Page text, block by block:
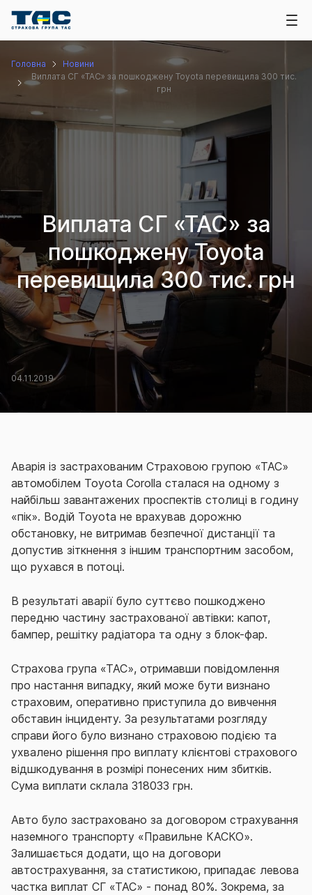
Головна
Новини
Виплата СГ «ТАС» за пошкоджену Toyota перевищила 300 тис.
грн
Виплата СГ «ТАС» за
пошкоджену Toyota
перевищила 300 тис. грн
04.11.2019
Аварія із застрахованим Страховою групою «ТАС»
автомобілем Toyota Corolla сталася на одному з
найбільш завантажених проспектів столиці в годину
«пік». Водій Toyota не врахував дорожню
обстановку, не витримав безпечної дистанції та
допустив зіткнення з іншим транспортним засобом,
що рухався в потоці.
В результаті аварії було суттєво пошкоджено
передню частину застрахованої автівки: капот,
бампер, решітку радіатора та одну з блок-фар.
Страхова група «ТАС», отримавши повідомлення
про настання випадку, який може бути визнано
страховим, оперативно приступила до вивчення
обставин інциденту. За результатами розгляду
справи його було визнано страховою подією та
ухвалено рішення про виплату клієнтові страхового
відшкодування в розмірі понесених ним збитків.
Сума виплати склала 318033 грн.
Авто було застраховано за договором страхування
наземного транспорту «Правильне КАСКО».
Залишається додати, що на договори
автострахування, за статистикою, припадає левова
частка виплат СГ «ТАС» - понад 80%. Зокрема, за